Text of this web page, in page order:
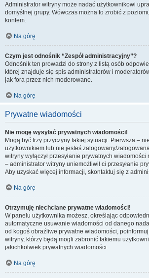
Administrator witryny może nadać użytkownikowi
domyślnej grupy. Wówczas można to zrobić z
kontem.
Na górę
Czym jest odnośnik “Zespół administracyjny”?
Odnośnik ten prowadzi do strony z listą osób
której znajduje się spis administratorów i
jak fora przez nich moderowane.
Na górę
Prywatne wiadomości
Nie mogę wysyłać prywatnych wiadomości!
Mogą być trzy przyczyny takiej sytuacji. Pierwsza –
użytkownikiem lub nie jesteś zalogowany/
witryny wyłączył przesyłanie prywatnych wiadomości
– administrator witryny uniemożliwił ci przesyłanie
Aby uzyskać więcej informacji, skontaktuj się z
Na górę
Otrzymuję niechciane prywatne wiadomości!
W panelu użytkownika możesz, określając
automatyczne usuwanie wiadomości od danego
od kogoś obraźliwe prywatne wiadomości,
witryny, którzy będą mogli zabronić takiemu
jakichkolwiek prywatnych wiadomości.
Na górę